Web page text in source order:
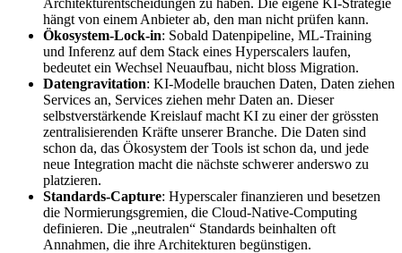
Architekturentscheidungen zu haben. Die eigene KI-Strategie
hängt von einem Anbieter ab, den man nicht prüfen kann.
Ökosystem-Lock-in: Sobald Datenpipeline, ML-Training
und Inferenz auf dem Stack eines Hyperscalers laufen,
bedeutet ein Wechsel Neuaufbau, nicht bloss Migration.
Datengravitation: KI-Modelle brauchen Daten, Daten ziehen
Services an, Services ziehen mehr Daten an. Dieser
selbstverstärkende Kreislauf macht KI zu einer der grössten
zentralisierenden Kräfte unserer Branche. Die Daten sind
schon da, das Ökosystem der Tools ist schon da, und jede
neue Integration macht die nächste schwerer anderswo zu
platzieren.
Standards-Capture: Hyperscaler finanzieren und besetzen
die Normierungsgremien, die Cloud-Native-Computing
definieren. Die „neutralen“ Standards beinhalten oft
Annahmen, die ihre Architekturen begünstigen.